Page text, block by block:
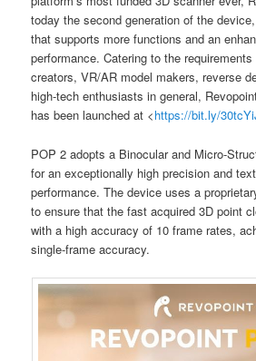
today the second generation of the
that supports more functions and an
performance. Catering to the
creators, VR/AR model makers, reverse
high-tech enthusiasts in general,
has been launched at <https://bit.ly/
POP 2 adopts a Binocular and Micro-
for an exceptionally high precision and
performance. The device uses a
to ensure that the fast acquired 3D point
with a high accuracy of 10 frame rates,
single-frame accuracy.